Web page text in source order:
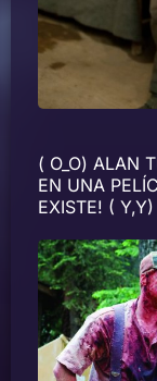
( O_O) ALAN
EN UNA
EXISTE! ( Y,Y)